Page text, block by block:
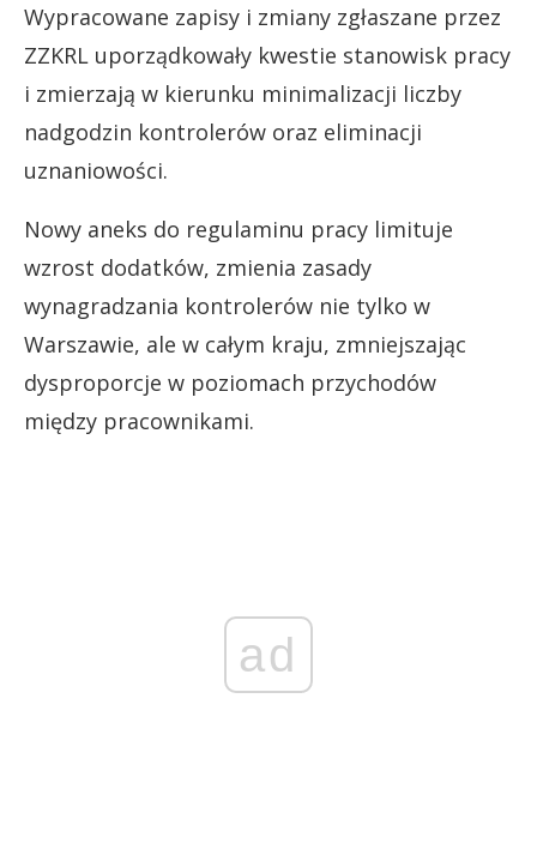
Wypracowane zapisy i zmiany zgłaszane przez
ZZKRL uporządkowały kwestie stanowisk pracy
i zmierzają w kierunku minimalizacji liczby
nadgodzin kontrolerów oraz eliminacji
uznaniowości.
Nowy aneks do regulaminu pracy limituje
wzrost dodatków, zmienia zasady
wynagradzania kontrolerów nie tylko w
Warszawie, ale w całym kraju, zmniejszając
dysproporcje w poziomach przychodów
między pracownikami.
ad